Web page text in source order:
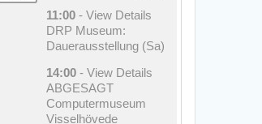
11:00 - View Details
DRP Museum:
Dauerausstellung (Sa)
14:00 - View Details
ABGESAGT
Computermuseum
Visselhövede